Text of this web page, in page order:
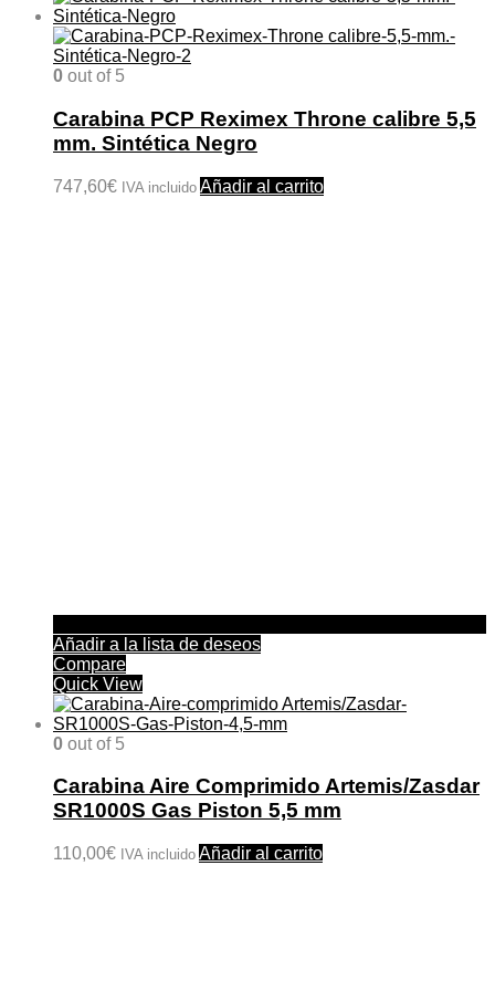
0 out of 5
Carabina PCP Reximex Throne calibre 5,5
mm. Sintética Negro
747,60€ IVA incluido Añadir al carrito
Añadir a la lista de deseos
Compare
Quick View
0 out of 5
Carabina Aire Comprimido Artemis/Zasdar
SR1000S Gas Piston 5,5 mm
110,00€ IVA incluido Añadir al carrito